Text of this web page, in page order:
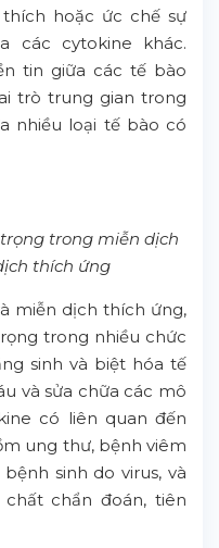
hoặc ức chế sự
các cytokine khác.
tin giữa các tế bào
trò trung gian trong
nhiều loại tế bào có
trong miễn dịch
thích ứng
miễn dịch thích ứng,
trong nhiều chức
sinh và biệt hóa tế
và sửa chữa các mô
có liên quan đến
ung thư, bệnh viêm
sinh do virus, và
chẩn đoán, tiên